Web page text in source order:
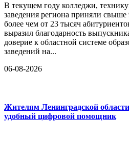
В текущем году колледжи,
заведения региона приняли свыше
более чем от 23 тысяч
выразил благодарность
доверие к областной системе
заведений на...
06-08-2026
Жителям Ленинградской области
удобный цифровой помощник